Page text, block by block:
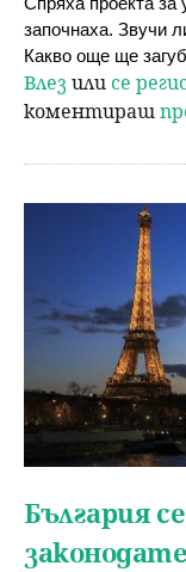
започнаха. Звучи
Какво още ще
Влезили се
коментираш
България